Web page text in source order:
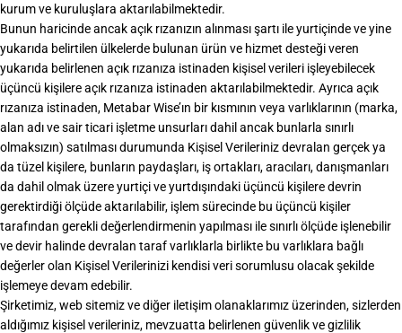
kurum ve kuruluşlara aktarılabilmektedir.
Bunun haricinde ancak açık rızanızın alınması şartı ile yurtiçinde ve yine
yukarıda belirtilen ülkelerde bulunan ürün ve hizmet desteği veren
yukarıda belirlenen açık rızanıza istinaden kişisel verileri işleyebilecek
üçüncü kişilere açık rızanıza istinaden aktarılabilmektedir. Ayrıca açık
rızanıza istinaden, Metabar Wise’ın bir kısmının veya varlıklarının (marka,
alan adı ve sair ticari işletme unsurları dahil ancak bunlarla sınırlı
olmaksızın) satılması durumunda Kişisel Verileriniz devralan gerçek ya
da tüzel kişilere, bunların paydaşları, iş ortakları, aracıları, danışmanları
da dahil olmak üzere yurtiçi ve yurtdışındaki üçüncü kişilere devrin
gerektirdiği ölçüde aktarılabilir, işlem sürecinde bu üçüncü kişiler
tarafından gerekli değerlendirmenin yapılması ile sınırlı ölçüde işlenebilir
ve devir halinde devralan taraf varlıklarla birlikte bu varlıklara bağlı
değerler olan Kişisel Verilerinizi kendisi veri sorumlusu olacak şekilde
işlemeye devam edebilir.
Şirketimiz, web sitemiz ve diğer iletişim olanaklarımız üzerinden, sizlerden
aldığımız kişisel verileriniz, mevzuatta belirlenen güvenlik ve gizlilik